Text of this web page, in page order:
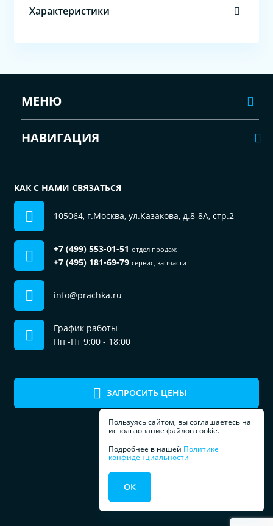
Характеристики
Пользуясь сайтом, вы соглашаетесь на
использование файлов cookie.
Подробнее в нашей Политике
конфиденциальности
ОК
ПРОФЕССИОНАЛЬНОЕ
ДЛЯ ПРАЧЕЧЕЧНЫХ
ЗАПРОСИТЬ ЦЕНЫ
МЕНЮ
НАВИГАЦИЯ
КАК С НАМИ СВЯЗАТЬСЯ
105064, г.Москва, ул.Казакова, д.8-8А, стр.2
+7 (499) 553-01-51 отдел продаж
+7 (495) 181-69-79 сервис, запчасти
info@prachka.ru
График работы
Пн -Пт 9:00 - 18:00